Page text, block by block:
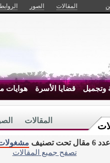
المقالات الصور
وتجميل قضايا الأسرة هوايات
المقالات
عدد 6 مقال تحت تصنيف
تصفح جميع المقالات